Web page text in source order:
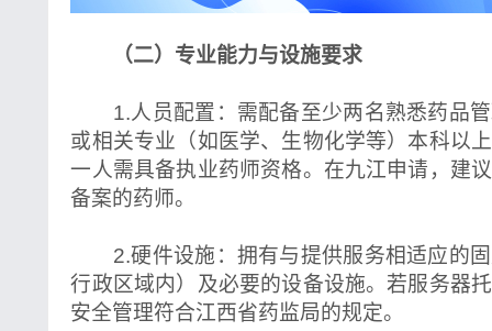
（二）专业能力与设施要求
1.人员配置：需配备至少两名熟悉药品管
或相关专业（如医学、生物化学等）本科以
一人需具备执业药师资格。在九江申请，建
备案的药师。
2.硬件设施：拥有与提供服务相适应的固
行政区域内）及必要的设备设施。若服务器
安全管理符合江西省药监局的规定。